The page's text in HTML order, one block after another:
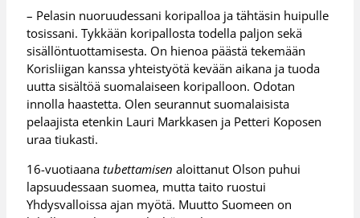
– Pelasin nuoruudessani koripalloa ja tähtäsin huipulle
tosissani. Tykkään koripallosta todella paljon sekä
sisällöntuottamisesta. On hienoa päästä tekemään
Korisliigan kanssa yhteistyötä kevään aikana ja tuoda
uutta sisältöä suomalaiseen koripalloon. Odotan
innolla haastetta. Olen seurannut suomalaisista
pelaajista etenkin Lauri Markkasen ja Petteri Koposen
uraa tiukasti.
16-vuotiaanatubettamisen aloittanut Olson puhui
lapsuudessaan suomea, mutta taito ruostui
Yhdysvalloissa ajan myötä. Muutto Suomeen on